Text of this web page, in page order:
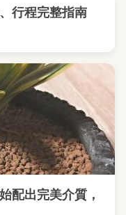
行程完整指南
配出完美介質，